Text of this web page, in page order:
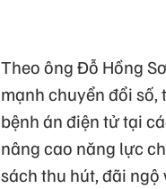
Theo ông Đỗ Hồng
mạnh chuyển đổi
bệnh án điện tử tại
nâng cao năng lực
sách thu hút, đãi